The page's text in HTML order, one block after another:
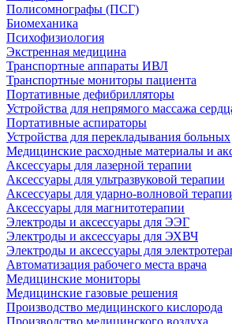
Полисомнографы (ПСГ)
Биомеханика
Психофизиология
Экстренная медицина
Транспортные аппараты ИВЛ
Транспортные мониторы пациента
Портативные дефибрилляторы
Устройства для непрямого массажа
Портативные аспираторы
Устройства для перекладывания больных
Медицинские расходные материалы и
Аксессуары для лазерной терапии
Аксессуары для ультразвуковой терапии
Аксессуары для ударно-волновой
Аксессуары для магнитотерапии
Электроды и аксессуары для ЭЭГ
Электроды и аксессуары для ЭХВЧ
Электроды и аксессуары для
Автоматизация рабочего места врача
Медицинские мониторы
Медицинские газовые решения
Производство медицинского кислорода
Производство медицинского воздуха